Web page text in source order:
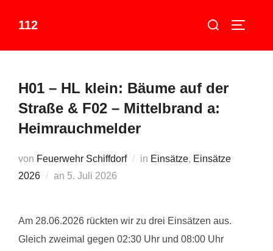
Inhalt112
Suchen
H01 – HL klein: Bäume auf der
Straße & F02 – Mittelbrand a:
Heimrauchmelder
von Feuerwehr Schiffdorf in Einsätze, Einsätze
2026
an Veröffentlicht
5. Juli 2026
Am 28.06.2026 rückten wir zu drei Einsätzen aus.
Gleich zweimal gegen 02:30 Uhr und 08:00 Uhr